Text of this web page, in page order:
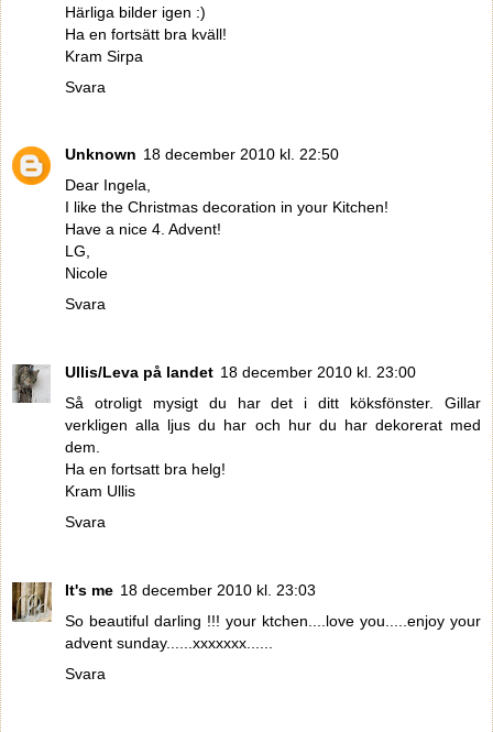
Härliga bilder igen :)
Ha en fortsätt bra kväll!
Kram Sirpa
Svara
Unknown 18 december 2010 kl. 22:50
Dear Ingela,
I like the Christmas decoration in your Kitchen!
Have a nice 4. Advent!
LG,
Nicole
Svara
Ullis/Leva på landet 18 december 2010 kl. 23:00
Så otroligt mysigt du har det i ditt köksfönster. Gillar
verkligen alla ljus du har och hur du har dekorerat med
dem.
Ha en fortsatt bra helg!
Kram Ullis
Svara
It's me 18 december 2010 kl. 23:03
So beautiful darling !!! your ktchen....love you.....enjoy your
advent sunday......xxxxxxx......
Svara